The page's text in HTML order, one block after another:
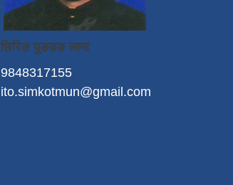
छिरिङ युङडङ लामा
9848317155
ito.simkotmun@gmail.com